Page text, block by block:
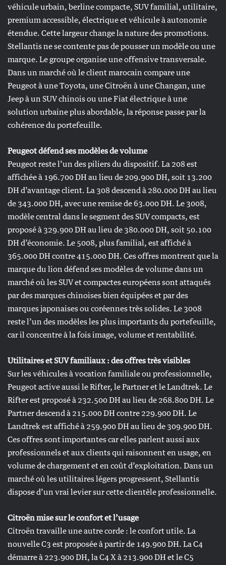
véhicule urbain, berline compacte, SUV familial, utilitaire,
premium accessible, électrique et véhicule à autonomie
étendue. Cette largeur change la nature des promotions.
Stellantis ne se contente pas de pousser un modèle ou une
marque. Le groupe organise une offensive transversale.
Dans un marché où le client marocain compare une
Peugeot à une Toyota, une Citroën à une Changan, une
Jeep à un SUV chinois ou une Fiat électrique à une
solution urbaine plus abordable, la réponse passe par la
cohérence du portefeuille.
Peugeot défend ses modèles de volume
Peugeot reste l’un des piliers du dispositif. La 208 est
affichée à 196.700 DH au lieu de 209.900 DH, soit 13.200
DH d’avantage client. La 308 descend à 280.000 DH au lieu
de 343.000 DH, avec une remise de 63.000 DH. Le 3008,
modèle central dans le segment des SUV compacts, est
proposé à 329.900 DH au lieu de 380.000 DH, soit 50.100
DH d’économie. Le 5008, plus familial, est affiché à
365.000 DH contre 415.000 DH. Ces offres montrent que la
marque du lion défend ses modèles de volume dans un
marché où les SUV et compactes européens sont attaqués
par des marques chinoises bien équipées et par des
marques japonaises ou coréennes très solides. Le 3008
reste l’un des modèles les plus importants du portefeuille,
car il concentre à la fois image, volume et rentabilité.
Utilitaires et SUV familiaux : des offres très visibles
Sur les véhicules à vocation familiale ou professionnelle,
Peugeot active aussi le Rifter, le Partner et le Landtrek. Le
Rifter est proposé à 232.500 DH au lieu de 268.800 DH. Le
Partner descend à 215.000 DH contre 229.900 DH. Le
Landtrek est affiché à 259.900 DH au lieu de 309.900 DH.
Ces offres sont importantes car elles parlent aussi aux
professionnels et aux clients qui raisonnent en usage, en
volume de chargement et en coût d’exploitation. Dans un
marché où les utilitaires légers progressent, Stellantis
dispose d’un vrai levier sur cette clientèle professionnelle.
Citroën mise sur le confort et l’usage
Citroën travaille une autre corde : le confort utile. La
nouvelle C3 est proposée à partir de 149.900 DH. La C4
démarre à 223.900 DH, la C4 X à 213.900 DH et le C5